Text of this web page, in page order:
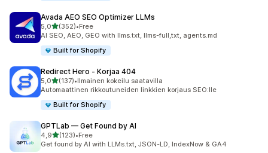
Avada AEO SEO Optimizer LLMs
5,0/ 5 tähteä
(352)
352 arvostelua yhteensä
•Free
AI SEO, AEO, GEO with llms.txt, llms-full,txt, agents.md
Built for Shopify
Redirect Hero ‑ Korjaa 404
5,0/ 5 tähteä
(137)
137 arvostelua yhteensä
•Ilmainen kokeilu saatavilla
Automaattinen rikkoutuneiden linkkien korjaus SEO:lle
Built for Shopify
GPTLab — Get Found by AI
4,9/ 5 tähteä
(123)
123 arvostelua yhteensä
•Free
Get found by AI with LLMs.txt, JSON-LD, IndexNow & GA4